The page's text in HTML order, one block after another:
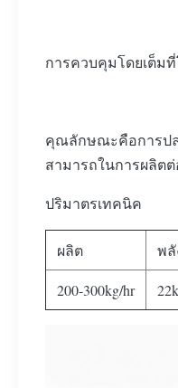
การควบคุมโดยเต็ม
คุณลักษณะคือการปล่
สามารถในการผลิต
ปริมาตรเทคนิค
ผลิต พลั
200-300kg/hr